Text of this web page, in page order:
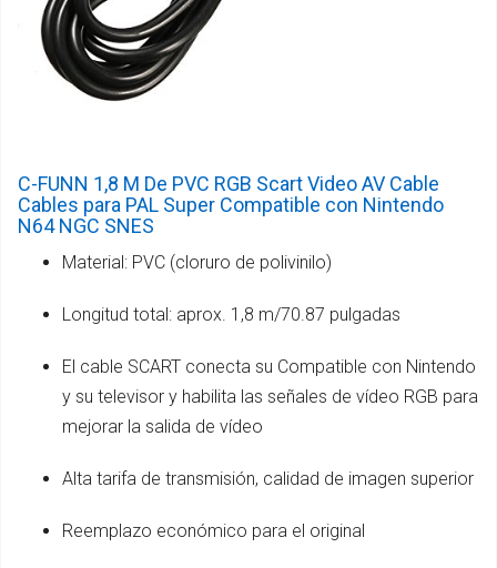
C-FUNN 1,8 M De PVC RGB Scart Video AV Cable
Cables para PAL Super Compatible con Nintendo
N64 NGC SNES
Material: PVC (cloruro de polivinilo)
Longitud total: aprox. 1,8 m/70.87 pulgadas
El cable SCART conecta su Compatible con Nintendo
y su televisor y habilita las señales de vídeo RGB para
mejorar la salida de vídeo
Alta tarifa de transmisión, calidad de imagen superior
Reemplazo económico para el original